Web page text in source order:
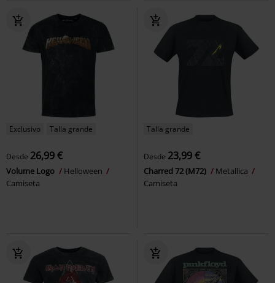
Exclusivo Talla grande
Desde 26,99 €
Volume Logo
Helloween
Camiseta
Talla grande
Desde 23,99 €
Charred 72 (M72)
Metallica
Camiseta